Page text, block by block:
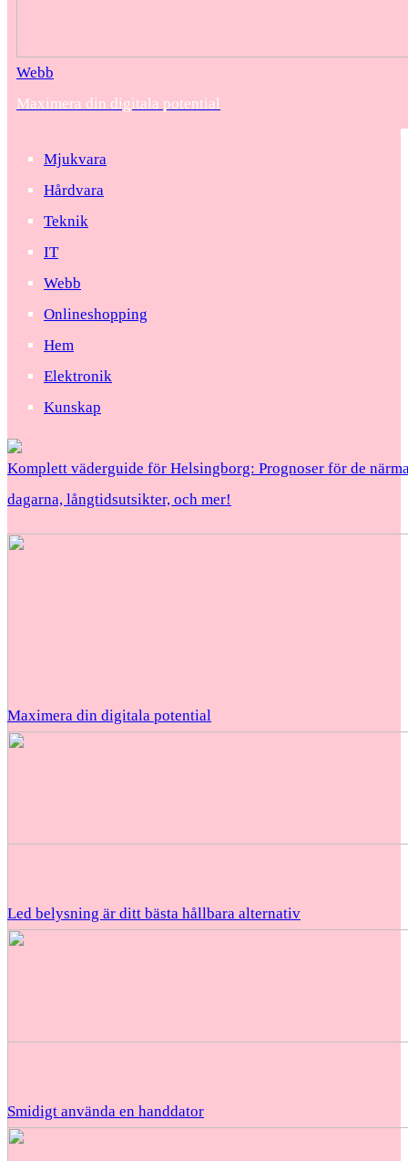
Webb
Maximera din digitala potential
Mjukvara
Hårdvara
Teknik
IT
Webb
Onlineshopping
Hem
Elektronik
Kunskap
Komplett väderguide för Helsingborg: Prognoser för de
dagarna, långtidsutsikter, och mer!
Maximera din digitala potential
Led belysning är ditt bästa hållbara alternativ
Smidigt använda en handdator